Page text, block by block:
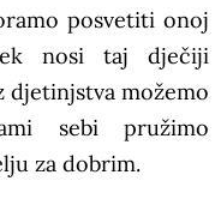
posvetiti onoj
nosi taj dječiji
djetinjstva možemo
sebi pružimo
za dobrim.